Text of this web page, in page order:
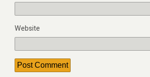
Website